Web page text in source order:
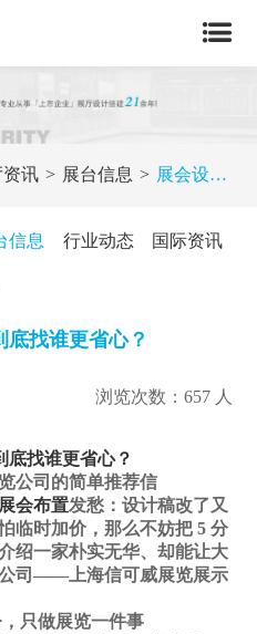
资讯 展台信息 展会设计布置到底找谁更省心？
信息 行业动态 国际资讯
底找谁更省心？
浏览次数：657 人
底找谁更省心？
公司的简单推荐信
展会布置发愁：设计稿改了又
临时加价，那么不妨把 5 分
绍一家朴实无华、却能让大
司——上海信可威展览展示
只做展览一件事